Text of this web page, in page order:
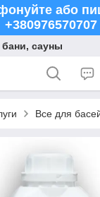
або
+380976570707
сауны
Все для